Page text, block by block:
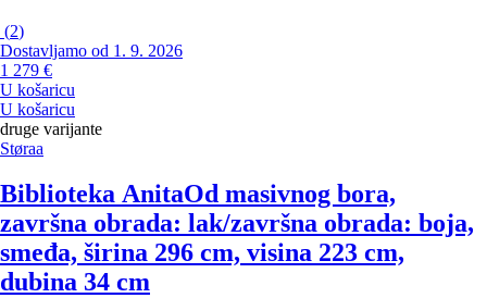
(2)
Dostavljamo od 1. 9. 2026
1 279 €
U košaricu
U košaricu
druge varijante
Støraa
Biblioteka AnitaOd masivnog bora,
završna obrada: lak/završna obrada: boja,
smeđa, širina 296 cm, visina 223 cm,
dubina 34 cm